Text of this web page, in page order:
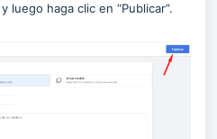
luego haga clic en “Publicar”.